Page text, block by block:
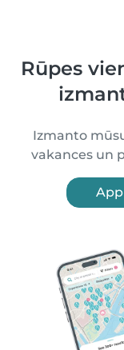
Rūpes
Izmanto
vakances un